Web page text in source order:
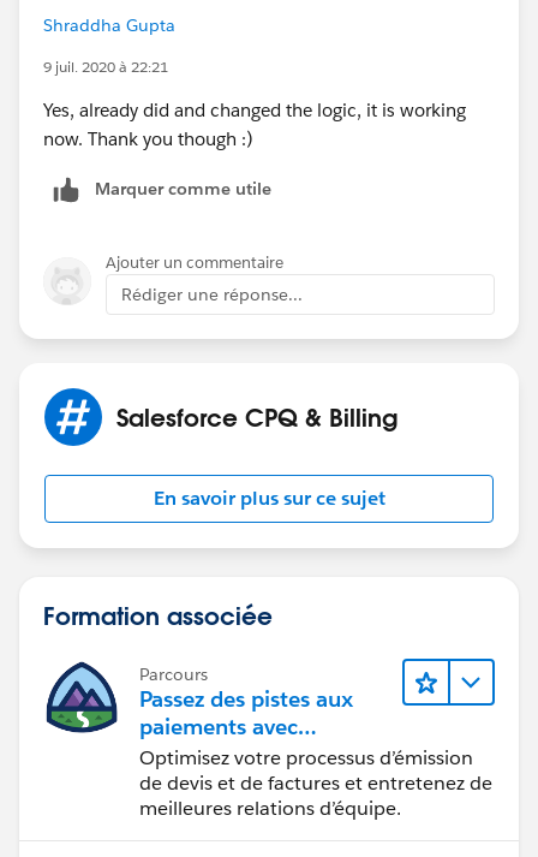
Shraddha Gupta
9 juil. 2020 à 22:21
Yes, already did and changed the logic, it is working
now. Thank you though :)
Marquer comme utile
Ajouter un commentaire
Rédiger une réponse...
Salesforce CPQ & Billing
En savoir plus sur ce sujet
Formation associée
Parcours
Passez des pistes aux
paiements avec
Salesforce CPQ et Billing
Optimisez votre processus d’émission
de devis et de factures et entretenez de
meilleures relations d’équipe.